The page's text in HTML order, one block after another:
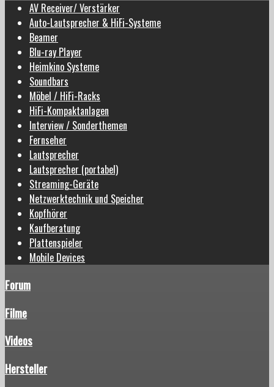
AV Receiver/ Verstärker
Auto-Lautsprecher & HiFi-Systeme
Beamer
Blu-ray Player
Heimkino Systeme
Soundbars
Möbel / HiFi-Racks
HiFi-Kompaktanlagen
Interview / Sonderthemen
Fernseher
Lautsprecher
Lautsprecher (portabel)
Streaming-Geräte
Netzwerktechnik und Speicher
Kopfhörer
Kaufberatung
Plattenspieler
Mobile Devices
Forum
Filme
Videos
Hersteller